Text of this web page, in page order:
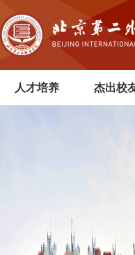
人才培养 杰出校